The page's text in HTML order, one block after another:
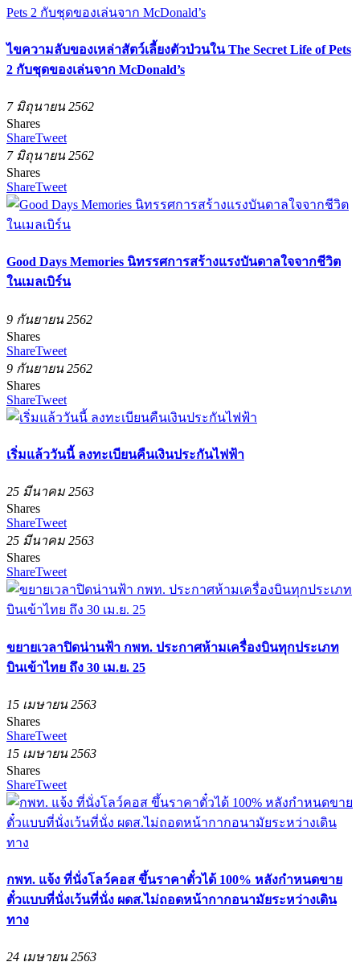
ไขความลับของเหล่าสัตว์เลี้ยงตัวป่วนใน The Secret Life of Pets
2 กับชุดของเล่นจาก McDonald’s
7 มิถุนายน 2562
Shares
ShareTweet
7 มิถุนายน 2562
Shares
ShareTweet
Good Days Memories นิทรรศการสร้างแรงบันดาลใจจากชีวิต
ในเมลเบิร์น
9 กันยายน 2562
Shares
ShareTweet
9 กันยายน 2562
Shares
ShareTweet
เริ่มแล้ววันนี้ ลงทะเบียนคืนเงินประกันไฟฟ้า
25 มีนาคม 2563
Shares
ShareTweet
25 มีนาคม 2563
Shares
ShareTweet
ขยายเวลาปิดน่านฟ้า กพท. ประกาศห้ามเครื่องบินทุกประเภท
บินเข้าไทย ถึง 30 เม.ย. 25
15 เมษายน 2563
Shares
ShareTweet
15 เมษายน 2563
Shares
ShareTweet
กพท. แจ้ง ที่นั่งโลว์คอส ขึ้นราคาตั๋วได้ 100% หลังกำหนดขาย
ตั๋วแบบที่นั่งเว้นที่นั่ง ผดส.ไม่ถอดหน้ากากอนามัยระหว่างเดิน
ทาง
24 เมษายน 2563